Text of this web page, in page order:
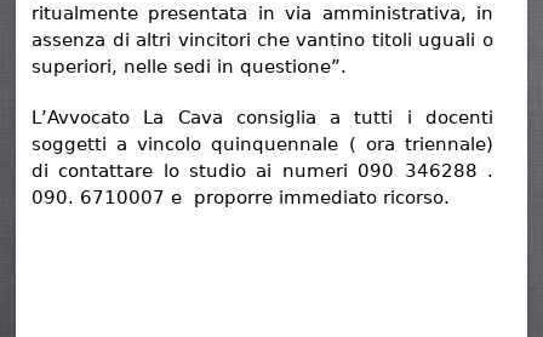
ritualmente presentata in via amministrativa, in
assenza di altri vincitori che vantino titoli uguali o
superiori, nelle sedi in questione”.
L’Avvocato La Cava consiglia a tutti i docenti
soggetti a vincolo quinquennale ( ora triennale)
di contattare lo studio ai numeri 090 346288 .
090. 6710007 e proporre immediato ricorso.